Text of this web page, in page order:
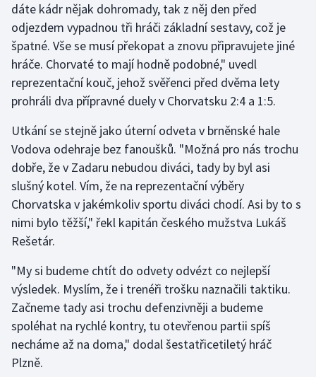
Rychlostní kanoistika
Short track
Sportovní střelba
Stolní tenis
Triatlon
Veslování
Vodní slalom
Volejbal
Ostatní
dáte kádr nějak dohromady, tak z něj den před
odjezdem vypadnou tři hráči základní sestavy, což je
špatné. Vše se musí překopat a znovu připravujete jiné
hráče. Chorvaté to mají hodně podobné," uvedl
reprezentační kouč, jehož svěřenci před dvěma lety
prohráli dva přípravné duely v Chorvatsku 2:4 a 1:5.
Utkání se stejně jako úterní odveta v brněnské hale
Vodova odehraje bez fanoušků. "Možná pro nás trochu
dobře, že v Zadaru nebudou diváci, tady by byl asi
slušný kotel. Vím, že na reprezentační výběry
Chorvatska v jakémkoliv sportu diváci chodí. Asi by to s
nimi bylo těžší," řekl kapitán českého mužstva Lukáš
Rešetár.
"My si budeme chtít do odvety odvézt co nejlepší
výsledek. Myslím, že i trenéři trošku naznačili taktiku.
Začneme tady asi trochu defenzivněji a budeme
spoléhat na rychlé kontry, tu otevřenou partii spíš
necháme až na doma," dodal šestatřicetiletý hráč
Plzně.